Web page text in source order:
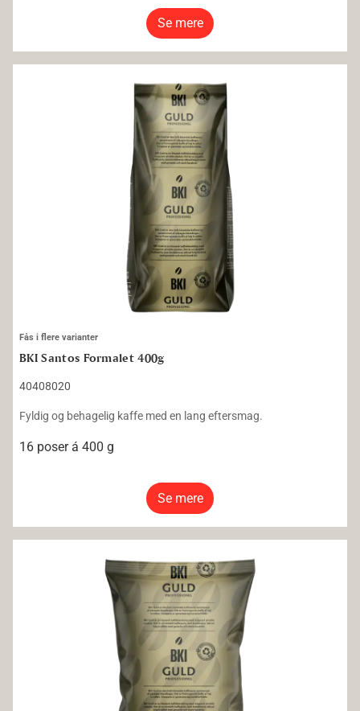
Se mere
BKI Santos Formalet 400g
Fås i flere varianter
BKI Santos Formalet 400g
40408020
Fyldig og behagelig kaffe med en lang eftersmag.
16 poser á 400 g
Se mere